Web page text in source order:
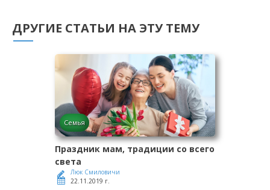
ДРУГИЕ СТАТЬИ НА ЭТУ ТЕМУ
Семья
Праздник мам, традиции со всего
света
Люк Смиловичи
22.11.2019 г.